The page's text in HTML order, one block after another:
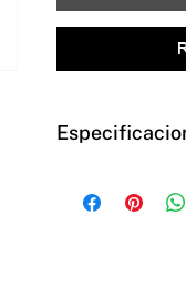
95% Algodón 5%